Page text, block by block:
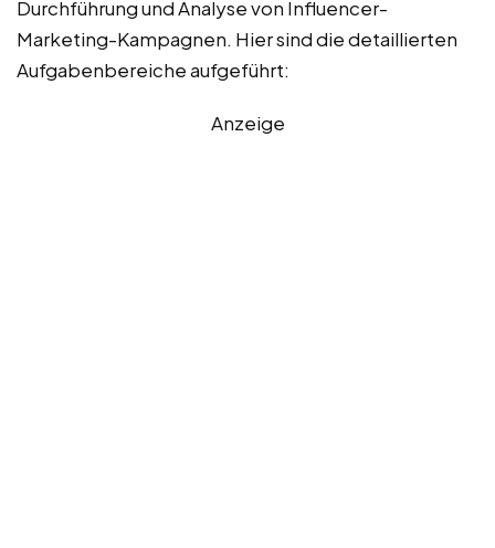
Durchführung und Analyse von Influencer-
Marketing-Kampagnen. Hier sind die detaillierten
Aufgabenbereiche aufgeführt:
Anzeige